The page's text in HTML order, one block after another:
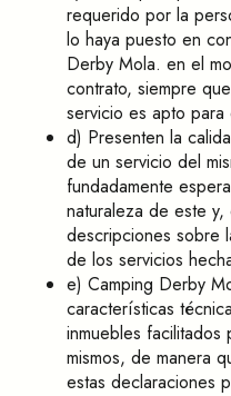
requerido por la
lo haya puesto en
Derby Mola. en el
contrato, siempre
servicio es apto para
d) Presenten la
de un servicio del
fundadamente
naturaleza de este
descripciones sobre
de los servicios
e) Camping Derby
características
inmuebles
mismos, de manera
estas declaraciones